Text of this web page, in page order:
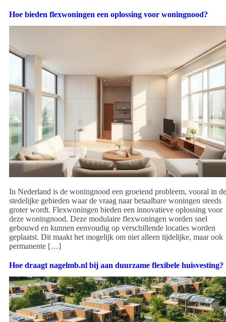
Hoe bieden flexwoningen een oplossing voor woningnood?
In Nederland is de woningnood een groeiend probleem, vooral in de
stedelijke gebieden waar de vraag naar betaalbare woningen steeds
groter wordt. Flexwoningen bieden een innovatieve oplossing voor
deze woningnood. Deze modulaire flexwoningen worden snel
gebouwd en kunnen eenvoudig op verschillende locaties worden
geplaatst. Dit maakt het mogelijk om niet alleen tijdelijke, maar ook
permanente […]
Hoe draagt nagelmb.nl bij aan duurzame flexibele huisvesting?